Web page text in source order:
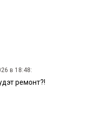
в 18:48:
ремонт?!